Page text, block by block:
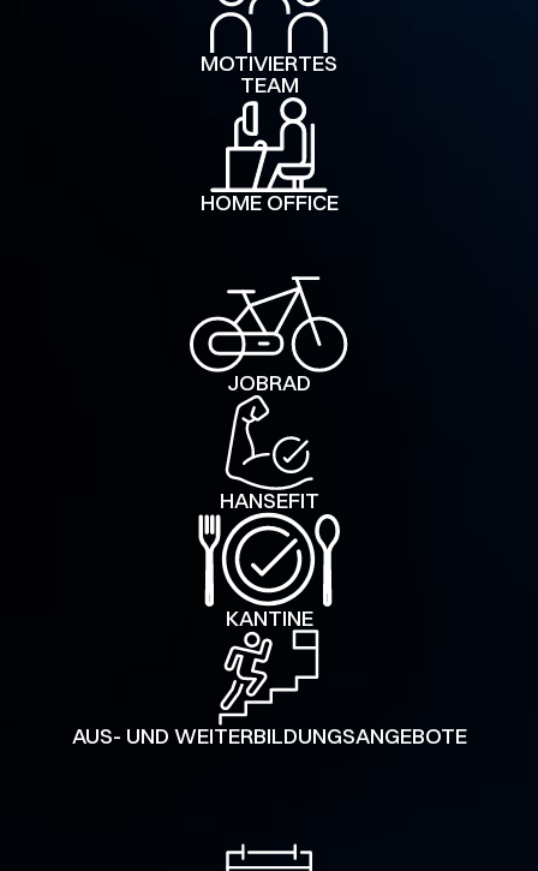
MOTIVIERTES
TEAM
HOME OFFICE
JOBRAD
HANSEFIT
KANTINE
AUS- UND WEITERBILDUNGS­ANGEBOTE